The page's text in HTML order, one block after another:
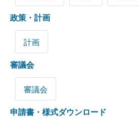
政策・計画
計画
審議会
審議会
申請書・様式ダウンロード